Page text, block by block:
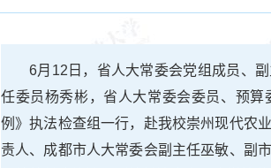
6月12日，省人大常委会党组成员、
任委员杨秀彬，省人大常委会委员、预
例》执法检查组一行，赴我校崇州现代农
责人、成都市人大常委会副主任巫敏、副